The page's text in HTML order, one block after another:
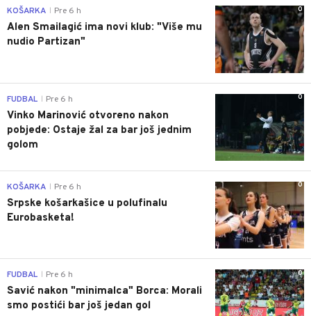
0
KOŠARKA Pre 6 h
Alen Smailagić ima novi klub: "Više mu
nudio Partizan"
0
FUDBAL Pre 6 h
Vinko Marinović otvoreno nakon
pobjede: Ostaje žal za bar još jednim
golom
0
KOŠARKA Pre 6 h
Srpske košarkašice u polufinalu
Eurobasketa!
0
FUDBAL Pre 6 h
Savić nakon "minimalca" Borca: Morali
smo postići bar još jedan gol